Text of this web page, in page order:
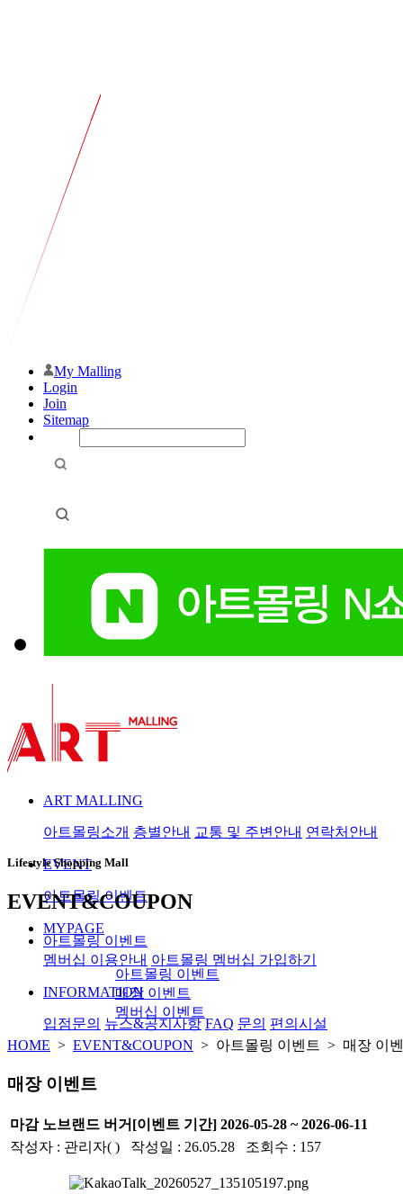
My Malling
Login
Join
Sitemap
ART MALLING
아트몰링소개 층별안내 교통 및 주변안내 연락처안내
EVENT
아트몰링 이벤트
MYPAGE
멤버십 이용안내 아트몰링 멤버십 가입하기
INFORMATION
입점문의 뉴스&공지사항 FAQ 문의 편의시설
Lifestyle Shopping Mall
EVENT&COUPON
아트몰링 이벤트
아트몰링 이벤트
매장 이벤트
멤버십 이벤트
HOME > EVENT&COUPON > 아트몰링 이벤트 > 매장 이
매장 이벤트
마감노브랜드 버거 [이벤트 기간] 2026-05-28 ~ 2026-06-11
작성자 : 관리자( ) 작성일 : 26.05.28 조회수 : 157